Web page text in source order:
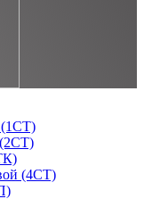
(1СТ)
(2СТ)
(4СТ)